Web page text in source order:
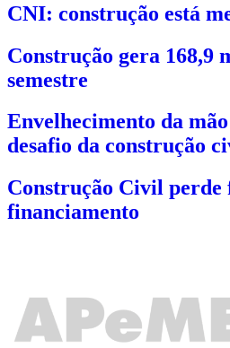
CNI: construção está
Construção gera 168,9
semestre
Envelhecimento da
desafio da construção
Construção Civil perde
financiamento